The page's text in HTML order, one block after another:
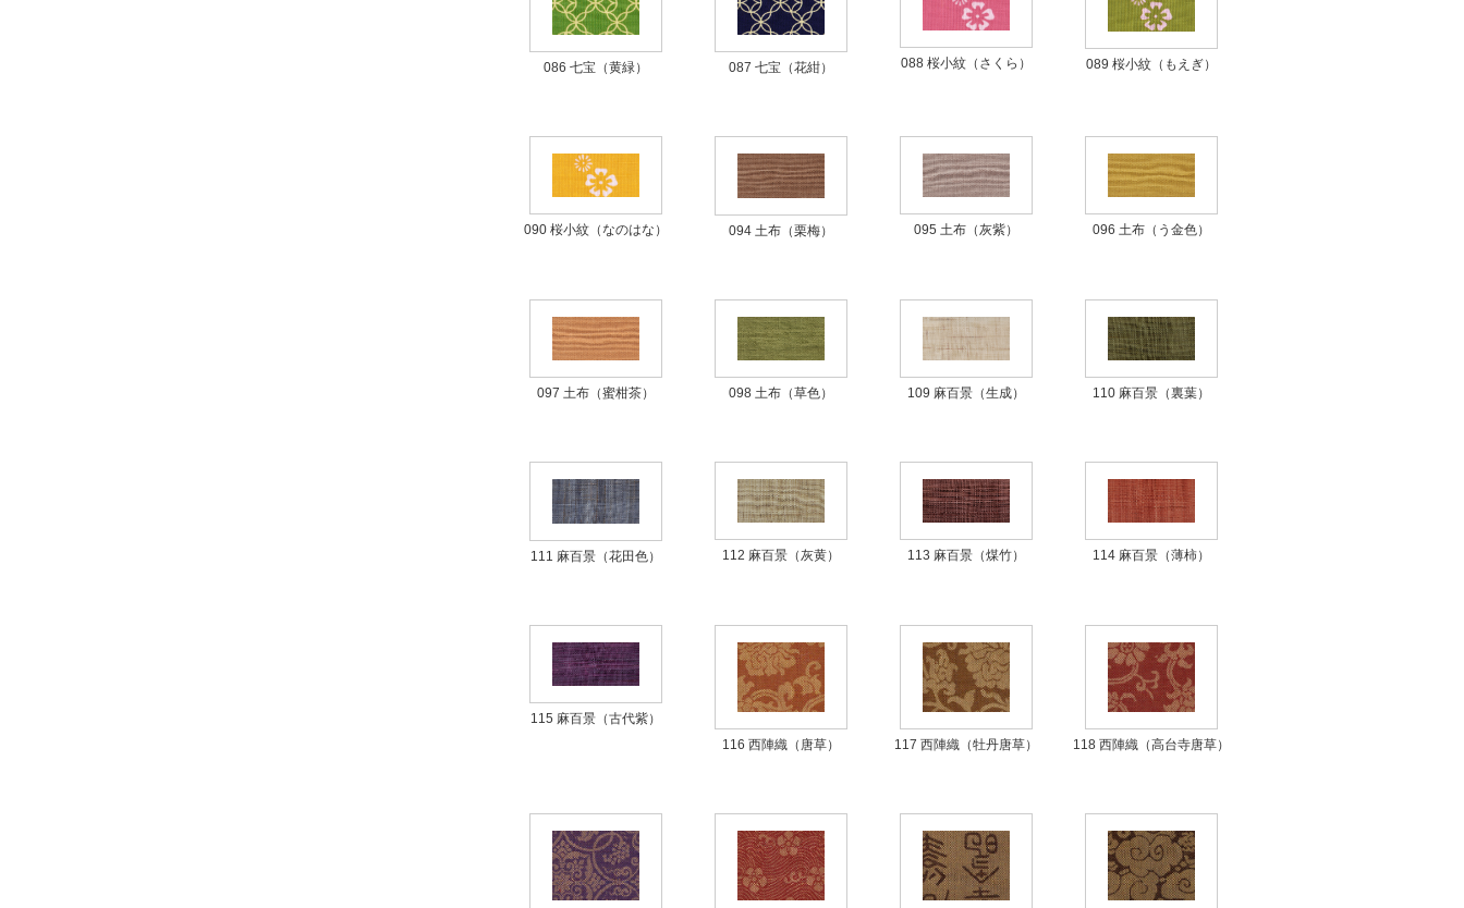
086 七宝（黄緑） 087 七宝（花紺） 088 桜小紋（さくら） 089 桜小紋（もえぎ）
090 桜小紋（なのはな） 094 土布（栗梅） 095 土布（灰紫） 096 土布（う金色）
097 土布（蜜柑茶） 098 土布（草色） 109 麻百景（生成） 110 麻百景（裏葉）
111 麻百景（花田色） 112 麻百景（灰黄） 113 麻百景（煤竹） 114 麻百景（薄柿）
115 麻百景（古代紫）
116 西陣織（唐草）
117 西陣織（牡丹唐草） 118 西陣織（高台寺唐草）